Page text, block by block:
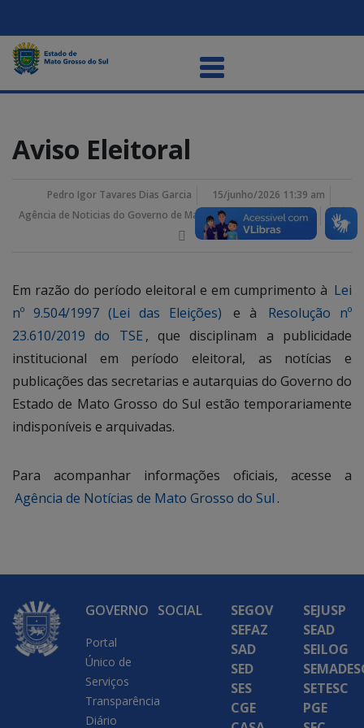
Aviso Eleitoral
Pedro Igor Tavares Dias Garcia
15/junho/2026 11:39 am
Agência de Noticias do Governo de Mato Grosso do Sul
Em razão do período eleitoral e em cumprimento à Lei
nº 9.504/1997 (Lei das Eleições)
e à
Resolução nº
23.610/2019 do TSE , que disciplinam a publicidade
institucional em período eleitoral, as notícias e
publicações das secretarias e autarquias do Governo do
Estado de Mato Grosso do Sul estão temporariamente
indisponíveis e arquivadas.
Para acompanhar informações oficiais, acesse a
Agência de Notícias de Mato Grosso do Sul .
GOVERNO
Portal
Único de
Serviços
Transparência
Diário
SOCIAL
SEGOV
SEFAZ
SAD
SED
SES
CGE
SEJUSP
SEAD
SEILOG
SETESC
PGE